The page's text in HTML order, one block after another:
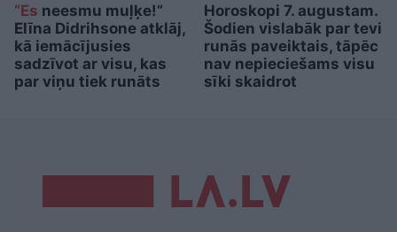
“Es neesmu muļķe!”
Elīna Didrihsone atklāj,
kā iemācījusies
sadzīvot ar visu, kas
par viņu tiek runāts
Horoskopi 7. augustam.
Šodien vislabāk par tevi
runās paveiktais, tāpēc
nav nepieciešams visu
sīki skaidrot